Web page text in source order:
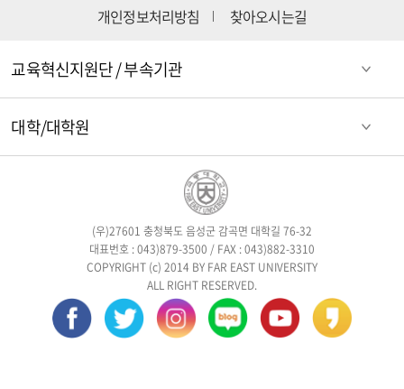
개인정보처리방침 찾아오시는길
교육혁신지원단 / 부속기관
대학/대학원
(우)27601 충청북도 음성군 감곡면 대학길 76-32
대표번호 : 043)879-3500 / FAX : 043)882-3310
COPYRIGHT (c) 2014 BY FAR EAST UNIVERSITY
ALL RIGHT RESERVED.